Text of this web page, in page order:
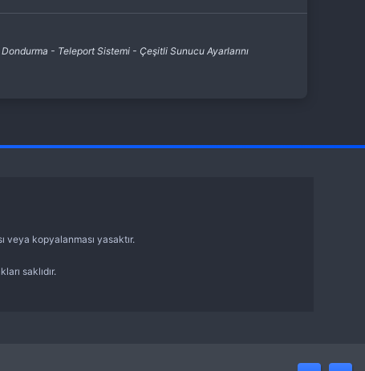
- Teleport Sistemi - Çeşitli Sunucu Ayarlarını
veya kopyalanması yasaktır.
saklıdır.